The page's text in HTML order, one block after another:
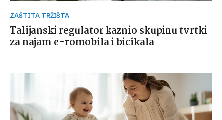
ZAŠTITA TRŽIŠTA
Talijanski regulator kaznio skupinu tvrtki
za najam e-romobila i bicikala